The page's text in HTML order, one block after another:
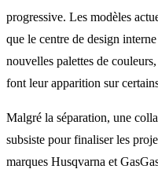
progressive. Les modèles
que le centre de design
nouvelles palettes de
font leur apparition sur
Malgré la séparation, une
subsiste pour finaliser les
marques Husqvarna et